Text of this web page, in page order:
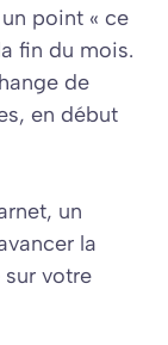
point « ce
fin du mois.
de
en début
un
la
sur votre